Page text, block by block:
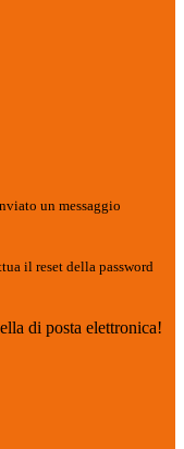
un messaggio
il reset della password
di posta elettronica!